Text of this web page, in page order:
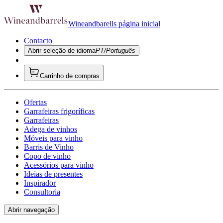
Wineandbarells página inicial
Contacto
Abrir seleção de idiomaPT/Português
Carrinho de compras
Ofertas
Garrafeiras frigoríficas
Garrafeiras
Adega de vinhos
Móveis para vinho
Barris de Vinho
Copo de vinho
Acessórios para vinho
Ideias de presentes
Inspirador
Consultoria
Abrir navegação